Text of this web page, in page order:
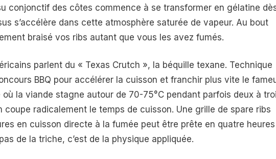
conjonctif des côtes commence à se transformer en gélatine
s’accélère dans cette atmosphère saturée de vapeur. Au bout
braisé vos ribs autant que vous les avez fumés.
parlent du « Texas Crutch », la béquille texane. Technique
BBQ pour accélérer la cuisson et franchir plus vite le
la viande stagne autour de 70-75°C pendant parfois deux à
coupe radicalement le temps de cuisson. Une grille de spare ribs
en cuisson directe à la fumée peut être prête en quatre heures
de la triche, c’est de la physique appliquée.